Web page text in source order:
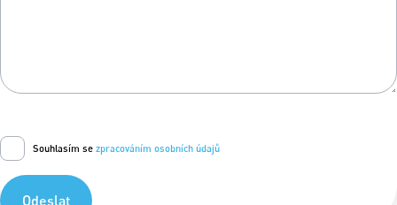
Souhlasím se zpracováním osobních údajů
Odeslat